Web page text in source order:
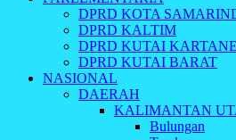
DPRD KOTA
DPRD KALTIM
DPRD KUTAI
DPRD KUTAI BARAT
NASIONAL
DAERAH
KALIMANTAN
Bulungan